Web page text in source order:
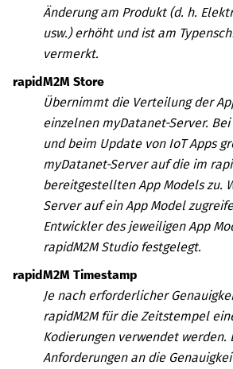
Änderung am Produkt (d. h.
usw.) erhöht und ist am
vermerkt.
rapidM2M Store
Übernimmt die Verteilung der
einzelnen myDatanet-Server.
und beim Update von IoT Apps
myDatanet-Server auf die im
bereitgestellten App Models zu.
Server auf ein App Model
Entwickler des jeweiligen App
rapidM2M Studio festgelegt.
rapidM2M Timestamp
Je nach erforderlicher
rapidM2M für die Zeitstempel
Kodierungen verwendet werden.
Anforderungen an die